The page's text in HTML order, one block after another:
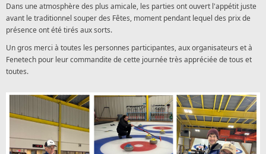
Dans une atmosphère des plus amicale, les parties ont ouvert l'appétit juste
avant le traditionnel souper des Fêtes, moment pendant lequel des prix de
présence ont été tirés aux sorts.
Un gros merci à toutes les personnes participantes, aux organisateurs et à
Fenetech pour leur commandite de cette journée très appréciée de tous et
toutes.